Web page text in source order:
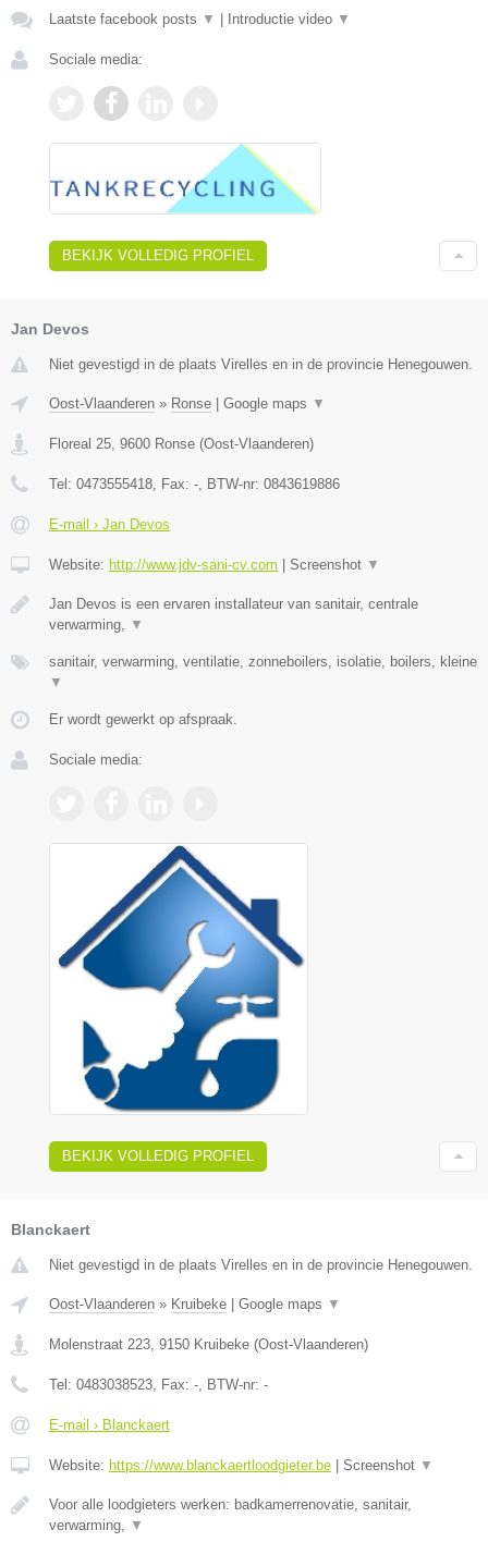
Laatste facebook posts ▼ | Introductie video ▼
Sociale media:
BEKIJK VOLLEDIG PROFIEL
Jan Devos
Niet gevestigd in de plaats Virelles en in de provincie Henegouwen.
Oost-Vlaanderen » Ronse Google maps ▼
Floreal 25 9600 Ronse (Oost-Vlaanderen)
Tel: 0473555418 , Fax: - , BTW-nr: 0843619886
E-mail › Jan Devos
Website: http://www.jdv-sani-cv.com Screenshot ▼
Jan Devos is een ervaren installateur van sanitair, centrale
verwarming,
▼
sanitair, verwarming, ventilatie, zonneboilers, isolatie, boilers, kleine
▼
Er wordt gewerkt op afspraak.
Sociale media:
BEKIJK VOLLEDIG PROFIEL
Blanckaert
Niet gevestigd in de plaats Virelles en in de provincie Henegouwen.
Oost-Vlaanderen » Kruibeke Google maps ▼
Molenstraat 223 9150 Kruibeke (Oost-Vlaanderen)
Tel: 0483038523 , Fax: - , BTW-nr: -
E-mail › Blanckaert
Website: https://www.blanckaertloodgieter.be Screenshot ▼
Voor alle loodgieters werken: badkamerrenovatie, sanitair,
verwarming,
▼